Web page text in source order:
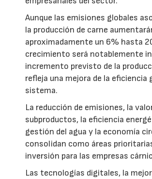
Aunque las emisiones globales
la producción de carne
aproximadamente un 6% hasta
crecimiento será notablemente
incremento previsto de la
refleja una mejora de la eficiencia
sistema.
La reducción de emisiones, la
subproductos, la eficiencia
gestión del agua y la economía
consolidan como áreas
inversión para las empresas
Las tecnologías digitales, la